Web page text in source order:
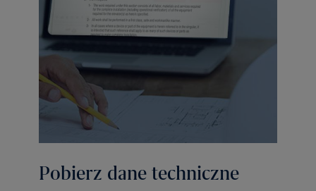
Pobierz dane techniczne